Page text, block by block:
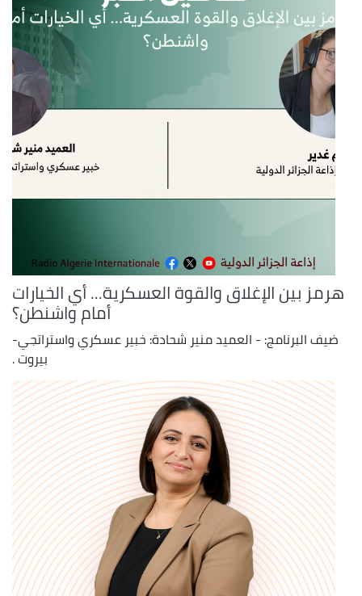
هرمز بين الإغلاق والقوة العسكرية... أي الخيارات
أمام واشنطن؟
ضيف البرنامج: - العميد منير شحادة: خبير عسكري واستراتجي-
بيروت .